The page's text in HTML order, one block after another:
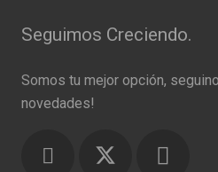
Seguimos Creciendo.
Somos tu mejor opción,
novedades!